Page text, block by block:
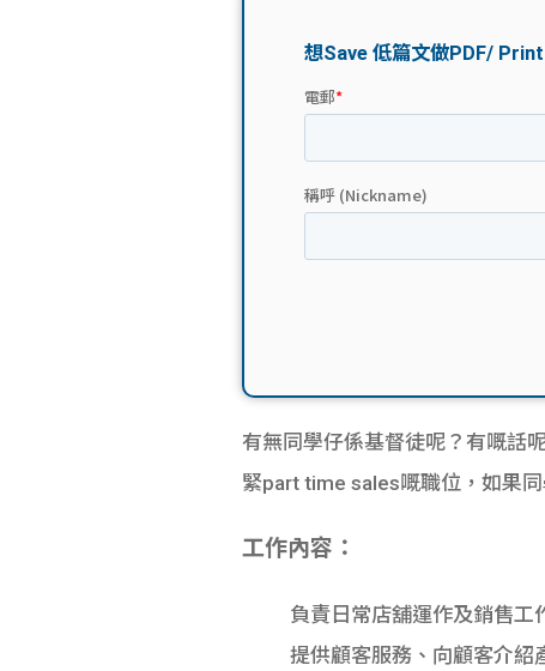
有無同學仔係基督徒呢？有嘅話
緊part time sales嘅職位，如果
工作內容：
負責日常店舖運作及銷售工
提供顧客服務、向顧客介紹